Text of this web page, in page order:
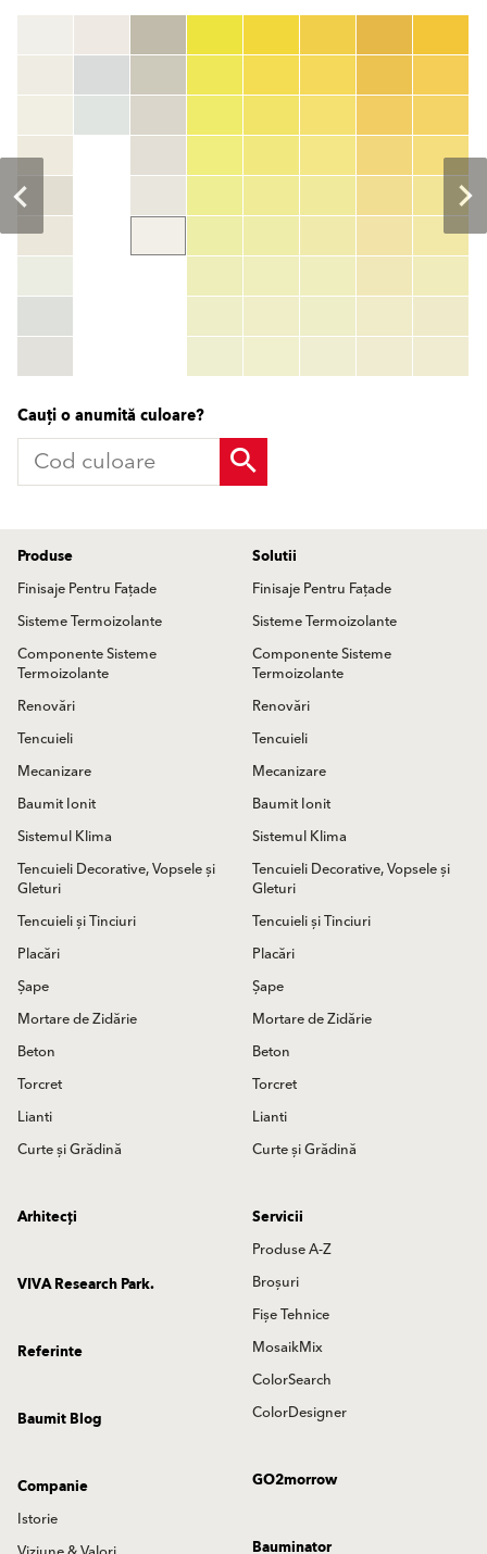
Cod culoare
color_name
HEX:hex_code
TSR:tsr_code
Mai multe informații
Cauți o anumită culoare?
Produse
Finisaje Pentru Fațade
Sisteme Termoizolante
Componente Sisteme
Termoizolante
Renovări
Tencuieli
Mecanizare
Baumit Ionit
Sistemul Klima
Tencuieli Decorative, Vopsele și
Gleturi
Tencuieli și Tinciuri
Placări
Șape
Mortare de Zidărie
Beton
Torcret
Lianti
Curte și Grădină
Solutii
Finisaje Pentru Fațade
Sisteme Termoizolante
Componente Sisteme
Termoizolante
Renovări
Tencuieli
Mecanizare
Baumit Ionit
Sistemul Klima
Tencuieli Decorative, Vopsele și
Gleturi
Tencuieli și Tinciuri
Placări
Șape
Mortare de Zidărie
Beton
Torcret
Lianti
Curte și Grădină
Arhitecți
Servicii
Produse A-Z
Broșuri
Fișe Tehnice
MosaikMix
ColorSearch
ColorDesigner
VIVA Research Park.
Referinte
Baumit Blog
GO2morrow
Companie
Istorie
Bauminator